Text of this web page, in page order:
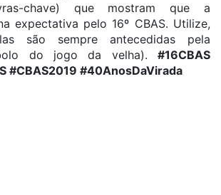
chave) que mostram que a
expectativa pelo 16º CBAS. Utilize,
são sempre antecedidas pela
do jogo da velha). #16CBAS
#CBAS2019 #40AnosDaVirada